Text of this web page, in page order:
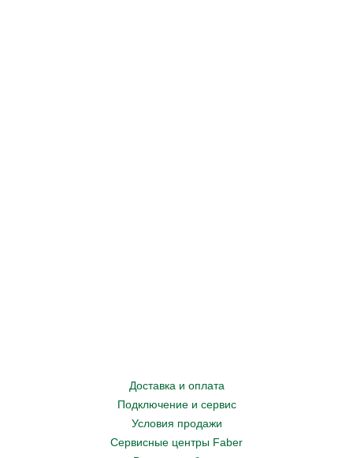
Доставка и оплата
Подключение и сервис
Условия продажи
Сервисные центры Faber